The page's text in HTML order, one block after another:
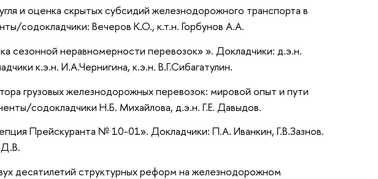
и оценка скрытых субсидий железнодорожного транспорта в
содокладчики: Вечеров К.О., к.т.н. Горбунов А.А.
неравномерности перевозок» ». Докладчики: д.э.н.
к.э.н. И.А.Чернигина, к.э.н. В.Г.Сибагатулин.
грузовых железнодорожных перевозок: мировой опыт и пути
содокладчики Н.Б. Михайлова, д.э.н. Г.Е. Давыдов.
Прейскуранта № 10-01». Докладчики: П.А. Иванкин, Г.В.Зазнов.
Д.В.
десятилетий структурных реформ на железнодорожном